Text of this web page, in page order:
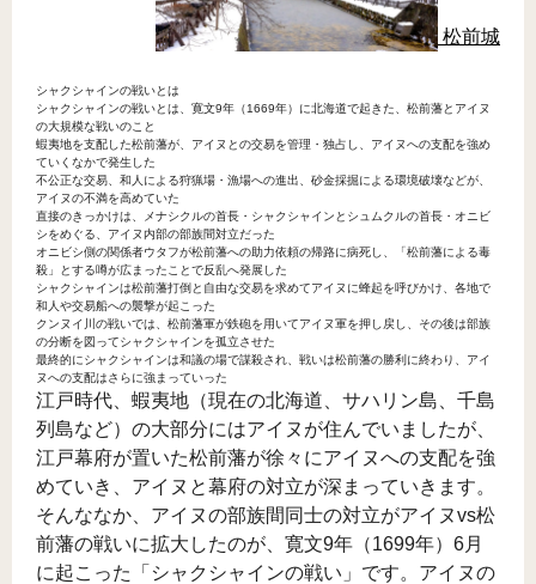
松前城
シャクシャインの戦いとは
シャクシャインの戦いとは、寛文9年（1669年）に北海道で起きた、松前藩とアイヌ
の大規模な戦いのこと
蝦夷地を支配した松前藩が、アイヌとの交易を管理・独占し、アイヌへの支配を強め
ていくなかで発生した
不公正な交易、和人による狩猟場・漁場への進出、砂金採掘による環境破壊などが、
アイヌの不満を高めていた
直接のきっかけは、メナシクルの首長・シャクシャインとシュムクルの首長・オニビ
シをめぐる、アイヌ内部の部族間対立だった
オニビシ側の関係者ウタフが松前藩への助力依頼の帰路に病死し、「松前藩による毒
殺」とする噂が広まったことで反乱へ発展した
シャクシャインは松前藩打倒と自由な交易を求めてアイヌに蜂起を呼びかけ、各地で
和人や交易船への襲撃が起こった
クンヌイ川の戦いでは、松前藩軍が鉄砲を用いてアイヌ軍を押し戻し、その後は部族
の分断を図ってシャクシャインを孤立させた
最終的にシャクシャインは和議の場で謀殺され、戦いは松前藩の勝利に終わり、アイ
ヌへの支配はさらに強まっていった
江戸時代、蝦夷地（現在の北海道、サハリン島、千島
列島など）の大部分にはアイヌが住んでいましたが、
江戸幕府が置いた松前藩が徐々にアイヌへの支配を強
めていき、アイヌと幕府の対立が深まっていきます。
そんななか、アイヌの部族間同士の対立がアイヌvs松
前藩の戦いに拡大したのが、寛文9年（1699年）6月
に起こった「シャクシャインの戦い」です。アイヌの